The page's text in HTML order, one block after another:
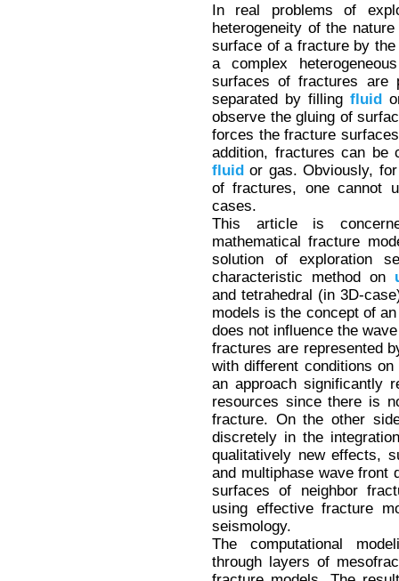
In real problems of
heterogeneity of the
surface of a fracture by
a complex
surfaces of fractures are
separated by filling fluid
observe the gluing of
forces the fracture
addition, fractures can be
fluid or gas. Obviously,
of fractures, one cannot
cases.
This article is
mathematical fracture
solution of exploration
characteristic method on
and tetrahedral (in 3D-
models is the concept of
does not influence the
fractures are represented
with different conditions
an approach significantly
resources since there is
fracture. On the other
discretely in the
qualitatively new effects,
and multiphase wave front
surfaces of neighbor
using effective fracture
seismology.
The computational
through layers of